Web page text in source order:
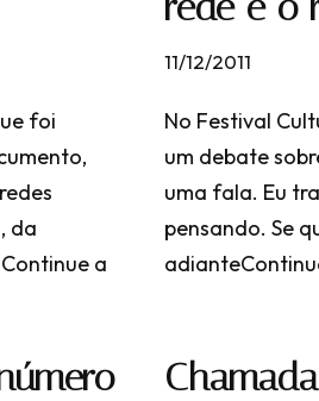
foi
da
Continue a
11/12/2011
No Festival
um debate
uma fala. Eu
pensando. Se
adiante